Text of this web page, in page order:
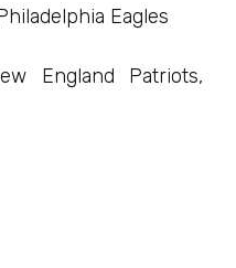
Eagles
England Patriots,